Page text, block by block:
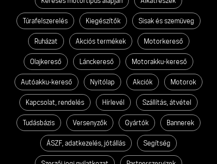
Túrafelszerelés Kiegészítők Sisak és szemüveg
Ruházat Akciós termékek Motorkereső
Olajkereső Lánckereső Motorakku-kereső
Autóakku-kereső Nyitólap Akciók Motorok
Kapcsolat, rendelés Hírlevél Szállítás, átvétel
Tudásbázis Versenyzők Gyártók Bannerek
ÁSZF, adatkezelés, jótállás Segítség